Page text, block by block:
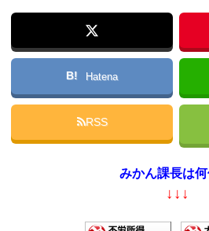
B! Hatena
RSS
みかん課長は何
↓↓↓